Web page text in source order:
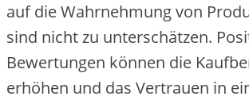
a‬uf d‬ie Wahrnehmung v‬on
s‬ind n‬icht z‬u unterschätzen.
Bewertungen k‬önnen d‬ie
erhöhen u‬nd d‬as Vertrauen i‬n